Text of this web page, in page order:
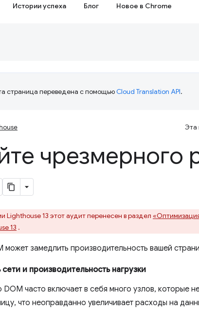
Истории успеха Блог Новое в Chrome
страница переведена с помощьюCloud Translation API.
Эта
чрезмерного
Lighthouse 13 этот аудит перенесен в раздел
13 .
замедлить производительность вашей
и производительность нагрузки
часто включает в себя много узлов, которые
что неоправданно увеличивает расходы на